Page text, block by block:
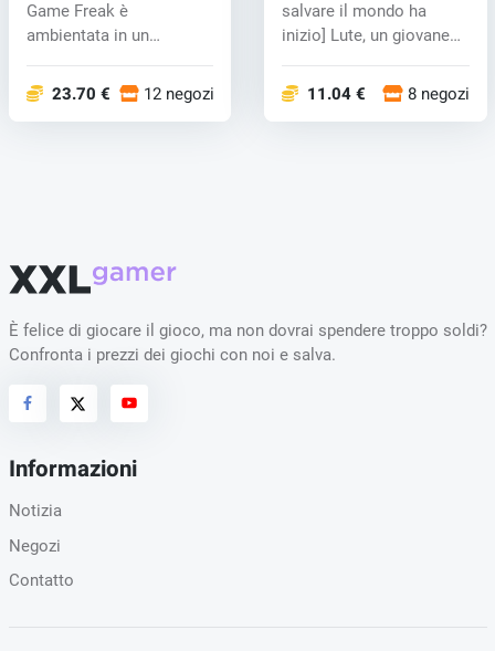
Game Freak è
ambientata in un
apocalitt...
23.70 € 12 negozi
salvare il mondo ha
inizio] Lute, un giovane
11.04 € 8 negozi
È felice di giocare il gioco, ma non dovrai spendere troppo soldi?
Confronta i prezzi dei giochi con noi e salva.
Informazioni
Notizia
Negozi
Contatto